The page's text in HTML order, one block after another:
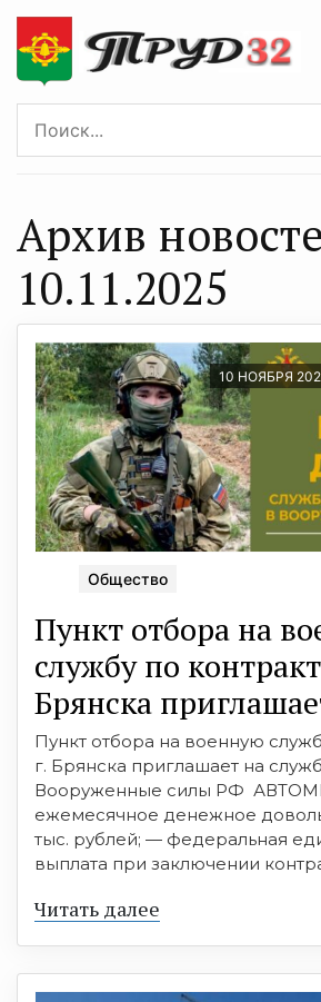
Архив
10.11.2025
10 НОЯБРЯ
Общество
Пункт отбора на
службу пo
Брянска
Пункт отбора на военную
г. Брянска приглашает на
Вооруженные силы РФ
ежемесячное денежное
тыс. рублей; — федеральная
выплата при заключении
Читать далее